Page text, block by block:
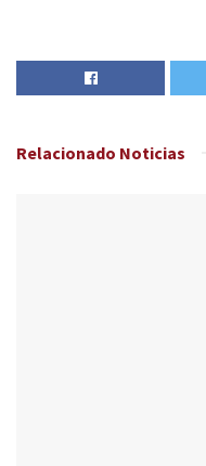
Relacionado Noticias